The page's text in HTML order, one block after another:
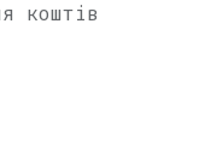
коштів